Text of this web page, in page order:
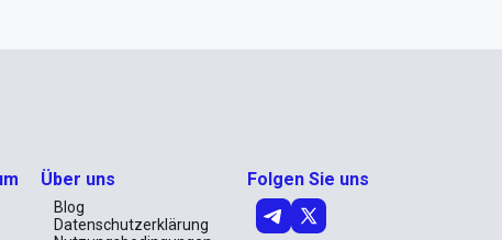
Über uns
Blog
Datenschutzerklärung
Folgen Sie uns